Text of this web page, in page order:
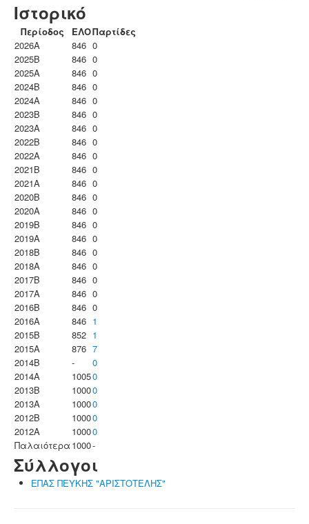
Ιστορικό
Περίοδος ΕΛΟΠαρτίδες
2026A
846 0
2025B
846 0
2025A
846 0
2024B
846 0
2024A
846 0
2023B
846 0
2023Α
846 0
2022B
846 0
2022A
846 0
2021B
846 0
2021A
846 0
2020B
846 0
2020A
846 0
2019B
846 0
2019A
846 0
2018B
846 0
2018A
846 0
2017B
846 0
2017A
846 0
2016B
846 0
2016A
846 1
2015B
852 1
2015A
876 7
2014B
-
0
2014A
10050
2013B
10000
2013A
10000
2012B
10000
2012A
10000
Παλαιότερα 1000-
Σύλλογοι
ΕΠΑΣ ΠΕΥΚΗΣ "ΑΡΙΣΤΟΤΕΛΗΣ"